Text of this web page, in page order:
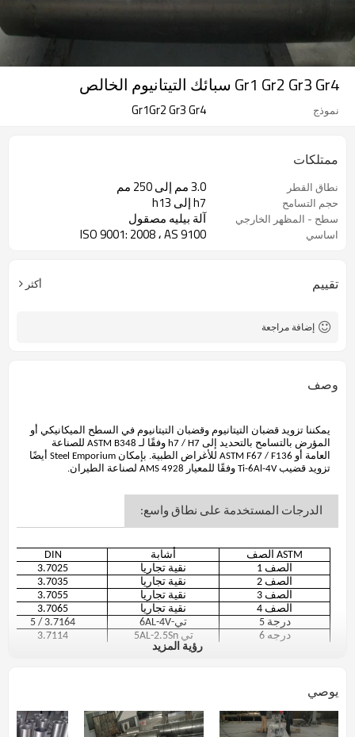
Gr1 Gr2 Gr3 Gr4 سبائك التيتانيوم الخالص
نموذج Gr1Gr2 Gr3 Gr4
ممتلكات
نطاق القطر 3.0 مم إلى 250 مم
حجم التسامح h7 إلى h13
سطح - المظهر الخارجي آلة بيليه مصقول
اساسي ISO 9001: 2008 ، AS 9100
تقييم أكثر
إضافة مراجعة
وصف
يمكننا تزويد قضبان التيتانيوم وقضبان التيتانيوم في السطح الميكانيكي أو
المؤرض بالتسامح بالتحديد إلى h7 / H7 وفقًا لـ ASTM B348 للصناعة
العامة أو ASTM F67 / F136 للأغراض الطبية. بإمكان Steel Emporium أيضًا
تزويد قضيب Ti-6Al-4V وفقًا للمعيار AMS 4928 لصناعة الطيران.
الدرجات المستخدمة على نطاق واسع:
ASTM الصف أشابة
DIN
الصف 1
نقية تجاريا
3.7025
الصف 2
نقية تجاريا
3.7035
الصف 3
نقية تجاريا
3.7055
الصف 4
نقية تجاريا
3.7065
درجة 5
تي-6AL-4V
3.7164 / 5
درجه 6
تي 5AL-2.5Sn
3.7114
تي 0.15Pd
رؤية المزيد
يوصي